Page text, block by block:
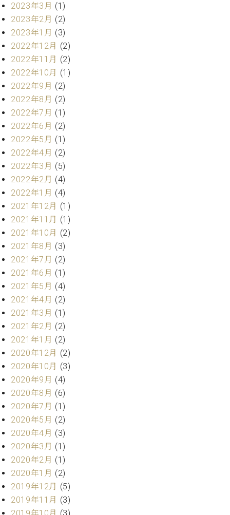
フ
ェ
ッ
シ
ョ
ナ
ル
W.
ホ
フ
マ
ン
ト
ラ
デ
ィ
シ
ョ
W.
ホ
フ
マ
ン
ヴ
ィ
ジ
ョ
ン
C.BECHSTEIN
Digital(ベ
ヒ
シ
ュ
タ
イ
ン
デ
ジ
タ
ル)
社
：
八
王
子
・
技
術
営
業
セ
ン
ー
ス
タ
ッ
フ
ご
挨
技
術
者
紹
介
展示
情報
【ユ
ーロ
ピア
ノ特
選中
イ
ベ
ン
ト
情
八
王
2023年3月 (1)
2023年2月 (2)
2023年1月 (3)
2022年12月 (2)
2022年11月 (2)
2022年10月 (1)
2022年9月 (2)
2022年8月 (2)
2022年7月 (1)
2022年6月 (2)
2022年5月 (1)
2022年4月 (2)
2022年3月 (5)
2022年2月 (4)
2022年1月 (4)
2021年12月 (1)
2021年11月 (1)
2021年10月 (2)
2021年8月 (3)
2021年7月 (2)
2021年6月 (1)
2021年5月 (4)
2021年4月 (2)
2021年3月 (1)
2021年2月 (2)
2021年1月 (2)
2020年12月 (2)
2020年10月 (3)
2020年9月 (4)
2020年8月 (6)
2020年7月 (1)
2020年5月 (2)
2020年4月 (3)
2020年3月 (1)
2020年2月 (1)
2020年1月 (2)
2019年12月 (5)
2019年11月 (3)